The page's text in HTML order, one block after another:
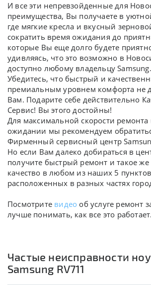
И все эти непревзойденные для
преимущества, Вы получаете в
где мягкие кресла и вкусный
сократить время ожидания до
которые Вы еще долго будете
удивляясь, что это возможно в
доступно любому владельцу Samsung.
Убедитесь, что быстрый и
премиальным уровнем комфорта не
Вам. Подарите себе действительно
Сервис! Вы этого достойны!
Для максимальной скорости
ожидании мы рекомендуем
Фирменный сервисный центр
Но если Вам далеко добираться в
получите быстрый ремонт и такое
качество в любом из наших 5
расположенных в разных частях
Посмотрите видео об услуге ремонт
лучше понимать, как все это работает.
Частые неисправности
Samsung RV711